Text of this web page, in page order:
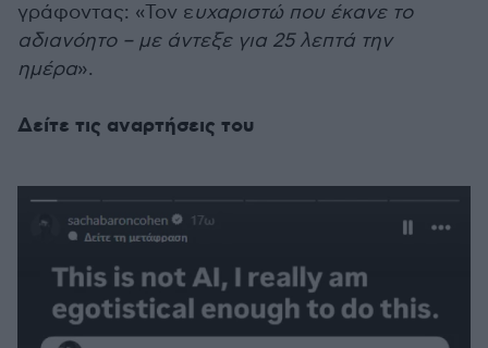
γράφοντας: «Τον ευχαριστώ που έκανε το
αδιανόητο – με άντεξε για 25 λεπτά την
ημέρα».
Δείτε τις αναρτήσεις του